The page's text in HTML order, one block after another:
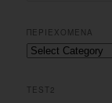
r
c
h
ΠΕΡΙΕΧΟΜΕΝΑ
Περιεχομενα
TEST2